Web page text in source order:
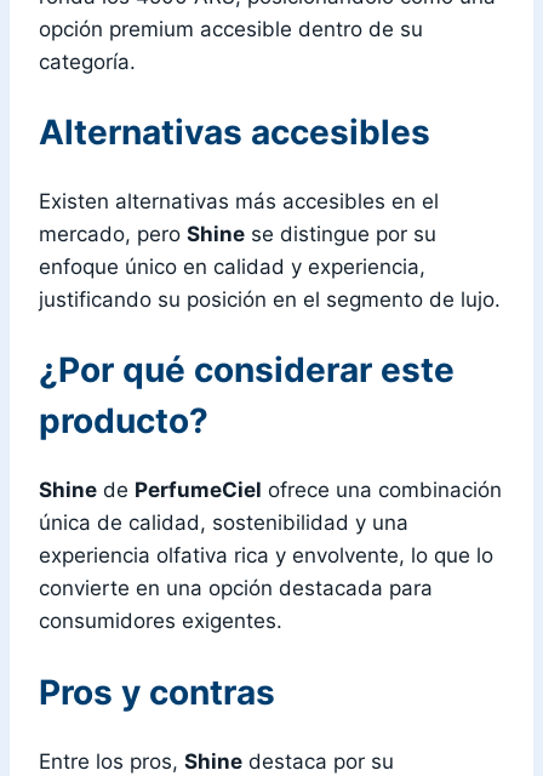
opción premium accesible dentro de su
categoría.
Alternativas accesibles
Existen alternativas más accesibles en el
mercado, pero Shine se distingue por su
enfoque único en calidad y experiencia,
justificando su posición en el segmento de lujo.
¿Por qué considerar este
producto?
Shine de PerfumeCiel ofrece una combinación
única de calidad, sostenibilidad y una
experiencia olfativa rica y envolvente, lo que lo
convierte en una opción destacada para
consumidores exigentes.
Pros y contras
Entre los pros, Shine destaca por su